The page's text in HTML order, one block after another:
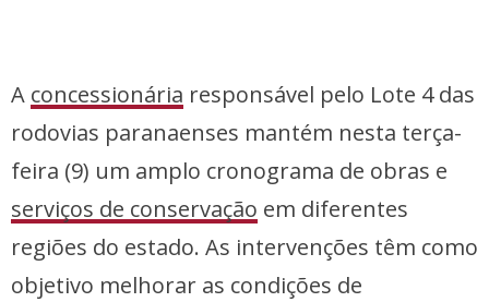
A concessionária responsável pelo Lote 4 das
rodovias paranaenses mantém nesta terça-
feira (9) um amplo cronograma de obras e
serviços de conservação em diferentes
regiões do estado. As intervenções têm como
objetivo melhorar as condições de